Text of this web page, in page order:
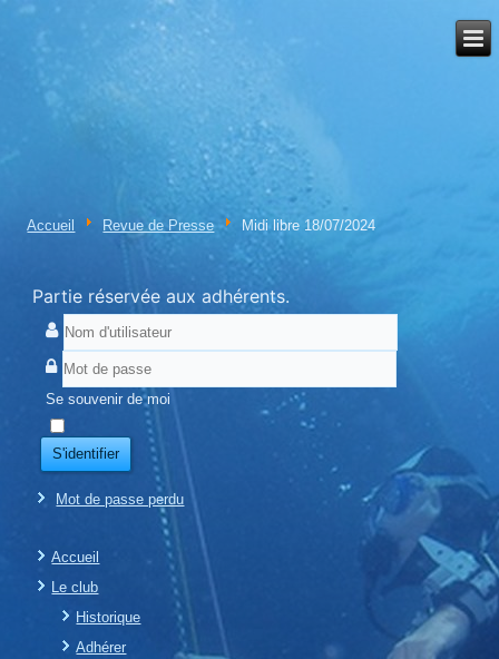
Accueil Revue de Presse Midi libre 18/07/2024
Partie réservée aux adhérents.
Se souvenir de moi
S'identifier
Mot de passe perdu
Accueil
Le club
Historique
Adhérer